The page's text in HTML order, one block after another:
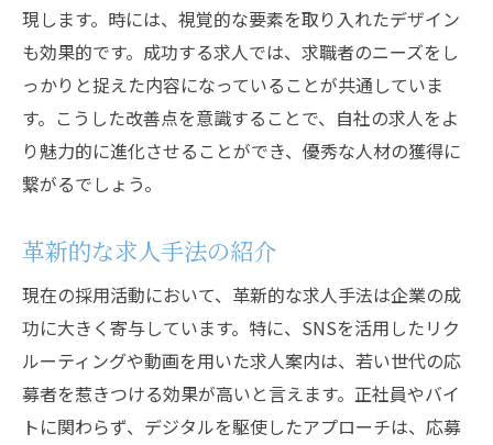
現します。時には、視覚的な要素を取り入れたデザイン
も効果的です。成功する求人では、求職者のニーズをし
っかりと捉えた内容になっていることが共通していま
す。こうした改善点を意識することで、自社の求人をよ
り魅力的に進化させることができ、優秀な人材の獲得に
繋がるでしょう。
革新的な求人手法の紹介
現在の採用活動において、革新的な求人手法は企業の成
功に大きく寄与しています。特に、SNSを活用したリク
ルーティングや動画を用いた求人案内は、若い世代の応
募者を惹きつける効果が高いと言えます。正社員やバイ
トに関わらず、デジタルを駆使したアプローチは、応募